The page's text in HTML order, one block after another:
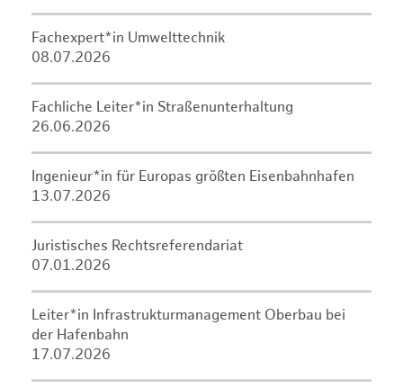
Fachexpert*in Umwelttechnik
08.07.2026
Fachliche Leiter*in Straßenunterhaltung
26.06.2026
Ingenieur*in für Europas größten Eisenbahnhafen
13.07.2026
Juristisches Rechtsreferendariat
07.01.2026
Leiter*in Infrastrukturmanagement Oberbau bei
der Hafenbahn
17.07.2026